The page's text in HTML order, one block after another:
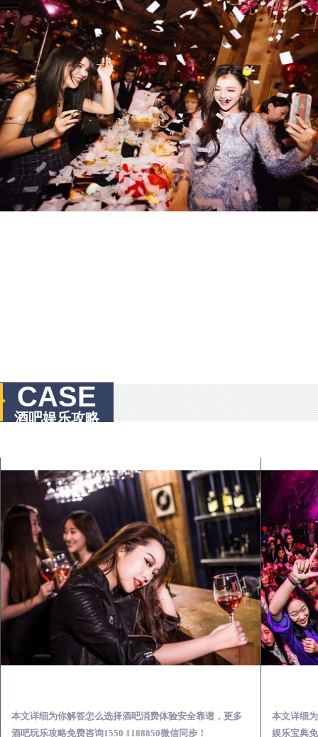
CASE
酒吧娱乐攻略
本文详细为你解答怎么选择酒吧消费体验安全靠谱，更多
酒吧玩乐攻略免费咨询1550 1188850微信同步！
本文详细
娱乐宝典